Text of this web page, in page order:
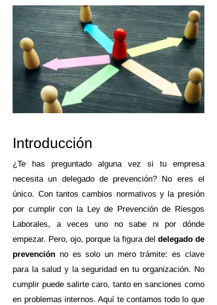
Introducción
¿Te has preguntado alguna vez si tu empresa
necesita un delegado de prevención? No eres el
único. Con tantos cambios normativos y la presión
por cumplir con la Ley de Prevención de Riesgos
Laborales, a veces uno no sabe ni por dónde
empezar. Pero, ojo, porque la figura del delegado de
prevención no es solo un mero trámite: es clave
para la salud y la seguridad en tu organización. No
cumplir puede salirte caro, tanto en sanciones como
en problemas internos. Aquí te contamos todo lo que